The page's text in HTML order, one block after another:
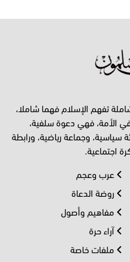
تفهم الإسلام فهما شاملا،
الأمة، فهي دعوة سلفية،
وجماعة رياضية، ورابطة
اجتماعية.
عرب وعجم
روضة الدعاة
مفاهيم وأصول
آراء حرة
ملفات خاصة